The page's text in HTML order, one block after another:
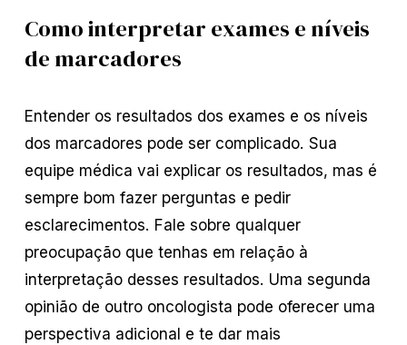
Como interpretar exames e níveis
de marcadores
Entender os resultados dos exames e os níveis
dos marcadores pode ser complicado. Sua
equipe médica vai explicar os resultados, mas é
sempre bom fazer perguntas e pedir
esclarecimentos. Fale sobre qualquer
preocupação que tenhas em relação à
interpretação desses resultados. Uma segunda
opinião de outro oncologista pode oferecer uma
perspectiva adicional e te dar mais